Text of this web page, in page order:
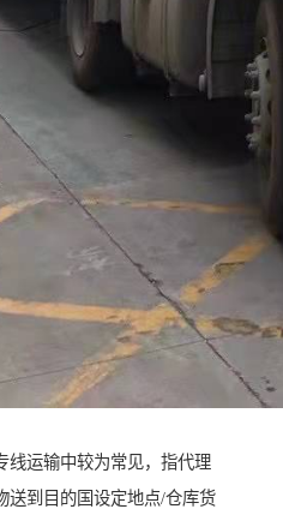
线运输中较为常见，指代理
送到目的国设定地点/仓库货